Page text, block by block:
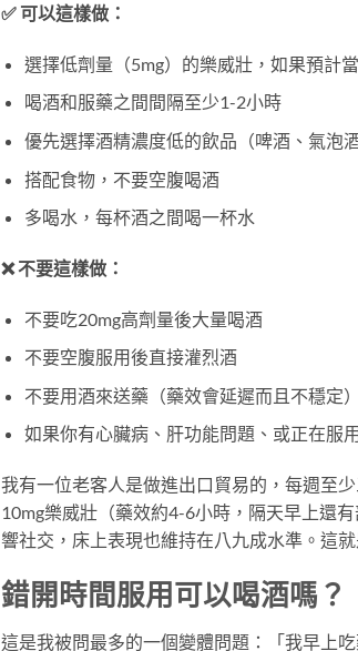
✅ 可以這樣做：
選擇低劑量（5mg）的樂威壯，如果預計
喝酒和服藥之間間隔至少1-2小時
優先選擇酒精濃度低的飲品（啤酒、氣泡酒
搭配食物，不要空腹喝酒
多喝水，每杯酒之間喝一杯水
❌ 不要這樣做：
不要吃20mg高劑量後大量喝酒
不要空腹服用後直接灌烈酒
不要用酒來送藥（藥效會延遲而且不穩定）
如果你有心臟病、肝功能問題、或正在服
我有一位老客人是做進出口貿易的，每週至
10mg樂威壯（藥效約4-6小時，隔天早上還
響社交，床上表現也維持在八九成水準。這
錯開時間服用可以喝酒嗎？
這是我被問最多的一個變體問題：「我早上